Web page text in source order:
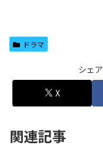
ドラマ
シェ
X
関連記事